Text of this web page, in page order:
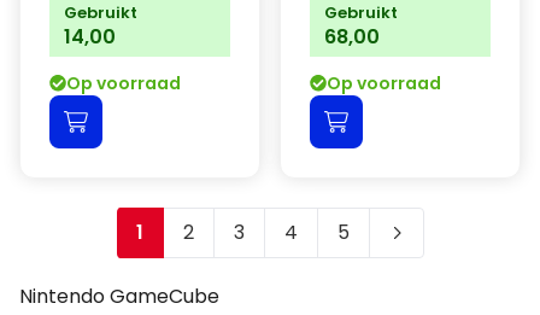
Gebruikt
14,00
Op voorraad
Gebruikt
68,00
Op voorraad
Je leest momenteel pagina
1 Pagina
2 Pagina
3 Pagina
4 Pagina
5
Nintendo GameCube